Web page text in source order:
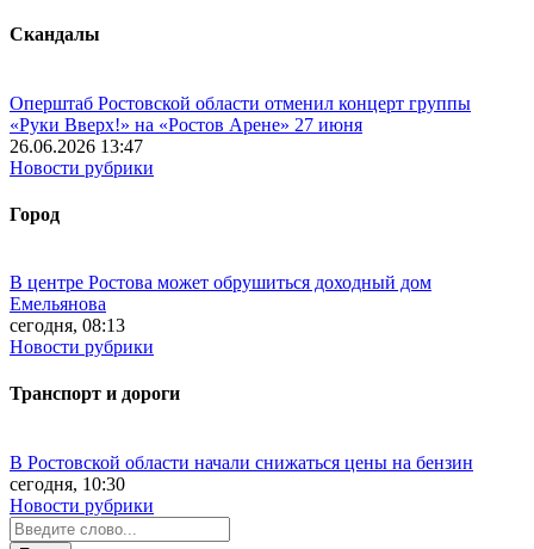
Скандалы
Оперштаб Ростовской области отменил концерт группы
«Руки Вверх!» на «Ростов Арене» 27 июня
26.06.2026 13:47
Новости рубрики
Город
В центре Ростова может обрушиться доходный дом
Емельянова
сегодня, 08:13
Новости рубрики
Транспорт и дороги
В Ростовской области начали снижаться цены на бензин
сегодня, 10:30
Новости рубрики